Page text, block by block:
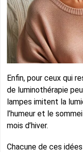
Enfin, pour ceux qui
de luminothérapie
lampes imitent la
l’humeur et le
mois d’hiver.
Chacune de ces